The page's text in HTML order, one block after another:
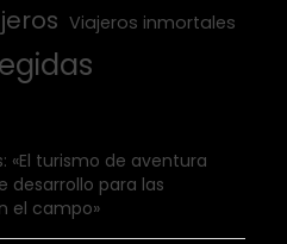
Viajeros inmortales
«El turismo de aventura
desarrollo para las
el campo»